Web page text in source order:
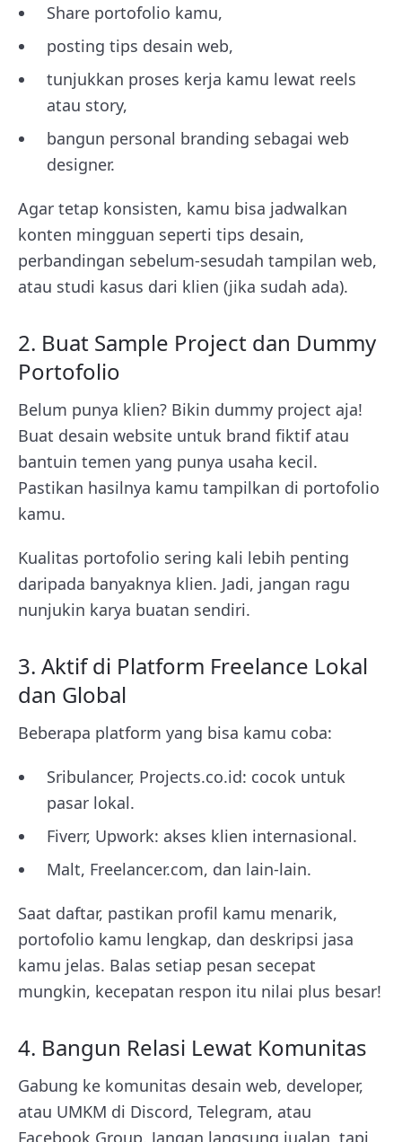
Share portofolio kamu,
posting tips desain web,
tunjukkan proses kerja kamu lewat reels
atau story,
bangun personal branding sebagai web
designer.
Agar tetap konsisten, kamu bisa jadwalkan
konten mingguan seperti tips desain,
perbandingan sebelum-sesudah tampilan web,
atau studi kasus dari klien (jika sudah ada).
2. Buat Sample Project dan Dummy
Portofolio
Belum punya klien? Bikin dummy project aja!
Buat desain website untuk brand fiktif atau
bantuin temen yang punya usaha kecil.
Pastikan hasilnya kamu tampilkan di portofolio
kamu.
Kualitas portofolio sering kali lebih penting
daripada banyaknya klien. Jadi, jangan ragu
nunjukin karya buatan sendiri.
3. Aktif di Platform Freelance Lokal
dan Global
Beberapa platform yang bisa kamu coba:
Sribulancer, Projects.co.id: cocok untuk
pasar lokal.
Fiverr, Upwork: akses klien internasional.
Malt, Freelancer.com, dan lain-lain.
Saat daftar, pastikan profil kamu menarik,
portofolio kamu lengkap, dan deskripsi jasa
kamu jelas. Balas setiap pesan secepat
mungkin, kecepatan respon itu nilai plus besar!
4. Bangun Relasi Lewat Komunitas
Gabung ke komunitas desain web, developer,
atau UMKM di Discord, Telegram, atau
Facebook Group. Jangan langsung jualan, tapi